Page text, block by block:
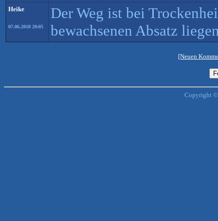
Heike
07.06.2018 20:05
Der Weg ist bei
bewachsenen Absatz
[Neuen
Copyright ©